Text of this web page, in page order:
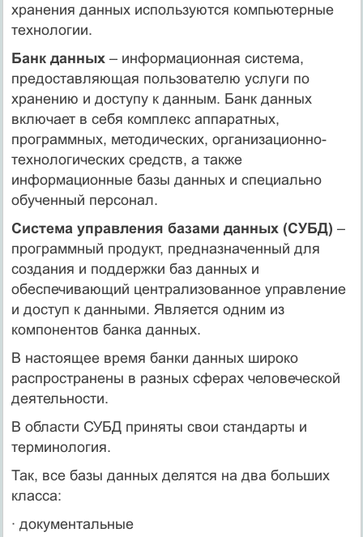
хранения данных используются компьютерные
технологии.
Банк данных– информационная система,
предоставляющая пользователю услуги по
хранению и доступу к данным. Банк данных
включает в себя комплекс аппаратных,
программных, методических, организационно-
технологических средств, а также
информационные базы данных и специально
обученный персонал.
Система управления базами данных (СУБД) –
программный продукт, предназначенный для
создания и поддержки баз данных и
обеспечивающий централизованное управление
и доступ к данными. Является одним из
компонентов банка данных.
В настоящее время банки данных широко
распространены в разных сферах человеческой
деятельности.
В области СУБД приняты свои стандарты и
терминология.
Так, все базы данных делятся на два больших
класса:
· документальные